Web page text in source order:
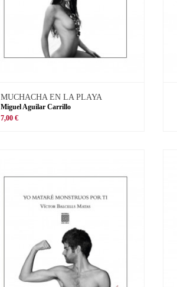
MUCHACHA EN LA PLAYA
Miguel Aguilar Carrillo
7,00 €